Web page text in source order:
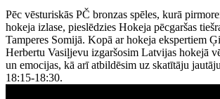
Pēc vēsturiskās PČ bronzas spēles, kurā
hokeja izlase, pieslēdzies Hokeja pēcgaršas
Tamperes Somijā. Kopā ar hokeja ekspertiem
Herbertu Vasiļjevu izgaršosim Latvijas hokejā
un emocijas, kā arī atbildēsim uz skatītāju
18:15-18:30.